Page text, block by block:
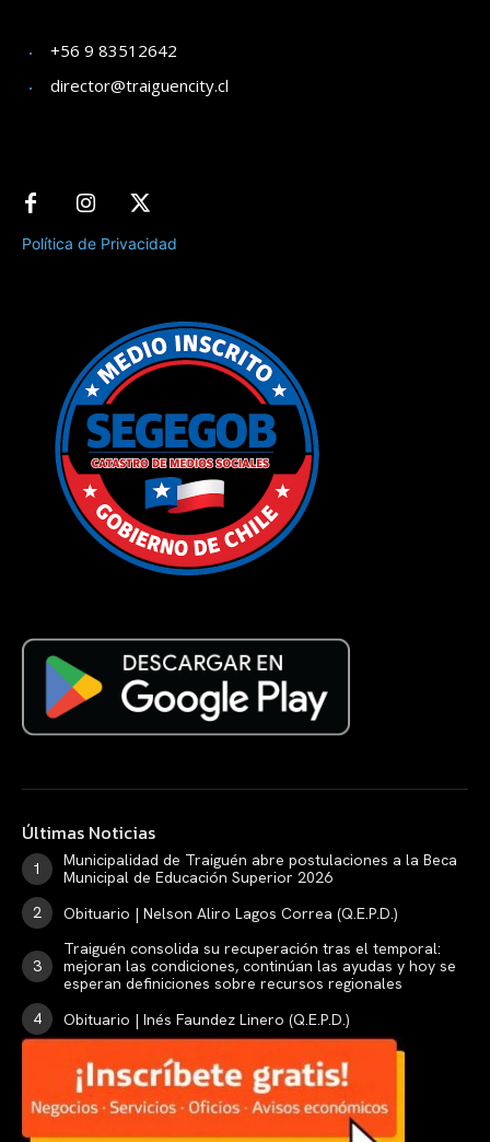
+56 9 83512642
director@traiguencity.cl
Política de Privacidad
Últimas Noticias
Municipalidad de Traiguén abre postulaciones a la Beca
Municipal de Educación Superior 2026
Obituario | Nelson Aliro Lagos Correa (Q.E.P.D.)
Traiguén consolida su recuperación tras el temporal:
mejoran las condiciones, continúan las ayudas y hoy se
esperan definiciones sobre recursos regionales
Obituario | Inés Faundez Linero (Q.E.P.D.)